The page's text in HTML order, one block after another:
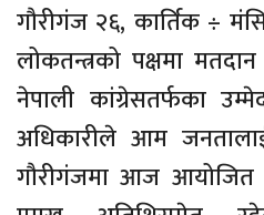
गौरीगंज २६, कार्तिक ÷
लोकतन्त्रको पक्षमा
नेपाली कांग्रेसतर्फका
अधिकारीले आम
गौरीगंजमा आज आयोजित